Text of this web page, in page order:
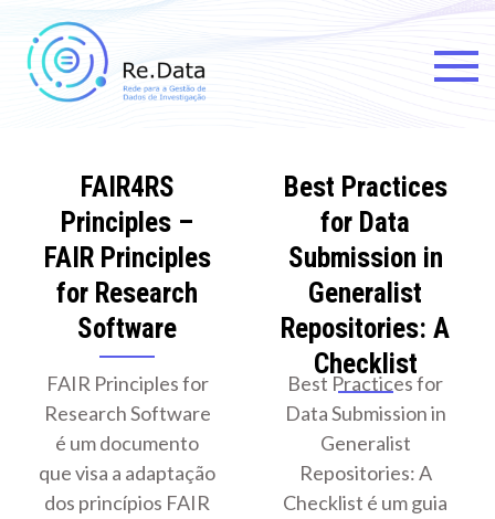
content
Rede para a Gestão de Dados
FAIR4RS
Principles –
FAIR Principles
for Research
Software
FAIR Principles for
Research Software
é um documento
que visa a adaptação
dos princípios FAIR
Best Practices
for Data
Submission in
Generalist
Repositories: A
Checklist
Best Practices for
Data Submission in
Generalist
Repositories: A
Checklist é um guia